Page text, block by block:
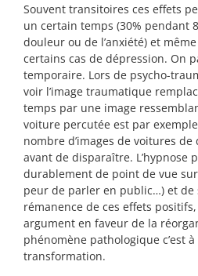
Souvent transitoires ces effets
un certain temps (30% pendant
douleur ou de l’anxiété) et
certains cas de dépression. On
temporaire. Lors de psycho-
voir l’image traumatique
temps par une image
voiture percutée est par
nombre d’images de voitures
avant de disparaître. L’hypnose
durablement de point de vue
peur de parler en public…) et de
rémanence de ces effets
argument en faveur de la
phénomène pathologique c’est
transformation.